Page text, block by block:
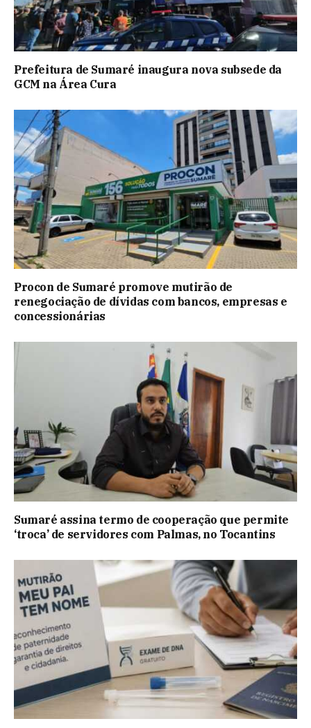
Prefeitura de Sumaré inaugura nova subsede da
GCM na Área Cura
Procon de Sumaré promove mutirão de
renegociação de dívidas com bancos, empresas e
concessionárias
Sumaré assina termo de cooperação que permite
‘troca’ de servidores com Palmas, no Tocantins